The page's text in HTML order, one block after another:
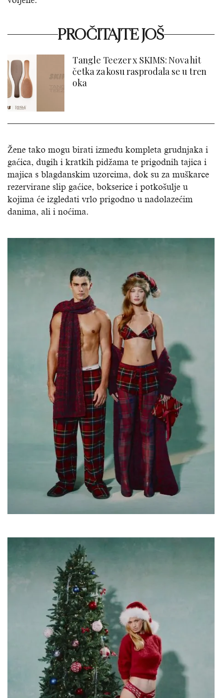
PROČITAJTE JOŠ
Tangle Teezer x SKIMS: Nova hit
četka za kosu rasprodala se u tren
oka
Žene tako mogu birati između kompleta grudnjaka i
gaćica, dugih i kratkih pidžama te prigodnih tajica i
majica s blagdanskim uzorcima, dok su za muškarce
rezervirane slip gaćice, bokserice i potkošulje u
kojima će izgledati vrlo prigodno u nadolazećim
danima, ali i noćima.